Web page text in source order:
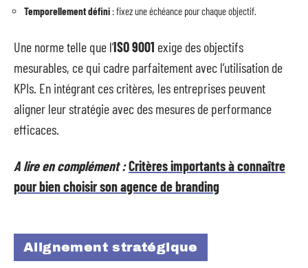
Temporellement défini : fixez une échéance pour chaque objectif.
Une norme telle que l’ISO 9001 exige des objectifs
mesurables, ce qui cadre parfaitement avec l’utilisation de
KPIs. En intégrant ces critères, les entreprises peuvent
aligner leur stratégie avec des mesures de performance
efficaces.
A lire en complément :Critères importants à connaître
pour bien choisir son agence de branding
Alignement stratégique